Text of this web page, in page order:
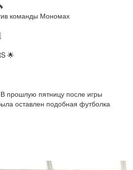
команды Мономах
🌟
прошлую пятницу после игры
оставлен подобная футболка